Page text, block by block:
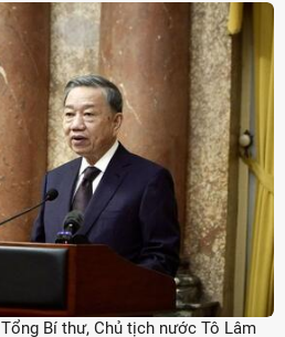
Bí thư, Chủ tịch nước Tô Lâm